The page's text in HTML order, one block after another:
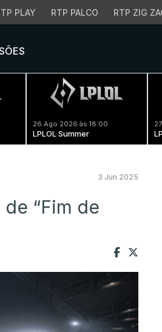
PLAY RTP PALCO RTP ZIG
26 Ago 2026 às 18:00
LPLOL Summer
3 Jun 2025
“Fim de